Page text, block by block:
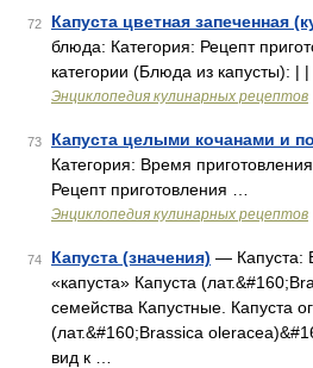
72 Капуста цветная запеченная
блюда: Категория: Рецепт
категории (Блюда из капусты): | |
Энциклопедия кулинарных рецептов
73 Капуста целыми кочанами и
Категория: Время
Рецепт приготовления …
Энциклопедия кулинарных рецептов
74 Капуста (значения) — Капуста:
«капуста» Капуста
семейства Капустные. Капуста
(лат.&#160;Brassica
вид к …